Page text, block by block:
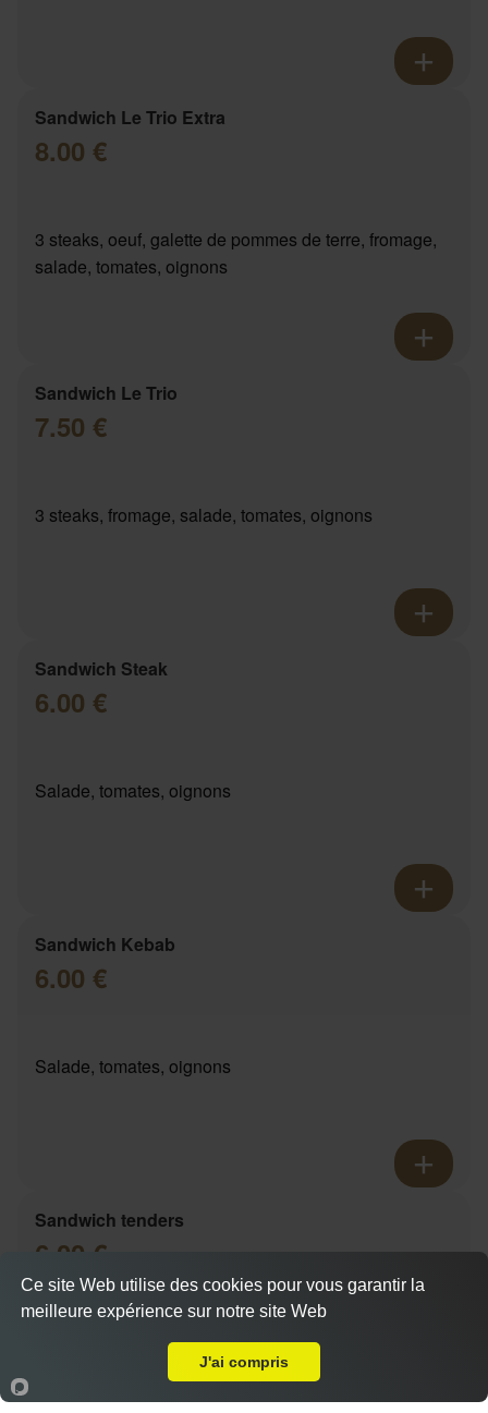
Sandwich Le Trio Extra
8.00 €
3 steaks, oeuf, galette de pommes de terre, fromage,
salade, tomates, oignons
Sandwich Le Trio
7.50 €
3 steaks, fromage, salade, tomates, oignons
Sandwich Steak
6.00 €
Salade, tomates, oignons
Sandwich Kebab
6.00 €
Salade, tomates, oignons
Sandwich tenders
6.00 €
Salade, tomates, oignons
Accueil Panier Compte
Actuellement fermé
Ce site Web utilise des cookies pour vous garantir la
meilleure expérience sur notre site Web
J'ai compris